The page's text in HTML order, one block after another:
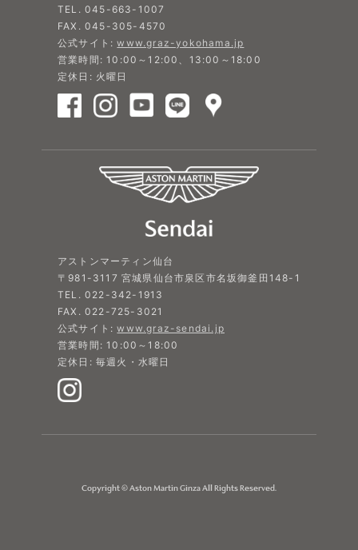
TEL. 045-663-1007
FAX. 045-305-4570
公式サイト:www.graz-yokohama.jp
営業時間: 10:00～12:00、13:00～18:00
定休日: 火曜日
アストンマーティン仙台
〒981-3117 宮城県仙台市泉区市名坂御釜田148-1
TEL. 022-342-1913
FAX. 022-725-3021
公式サイト:www.graz-sendai.jp
営業時間: 10:00～18:00
定休日: 毎週火・水曜日
Copyright © Aston Martin Ginza All Rights Reserved.